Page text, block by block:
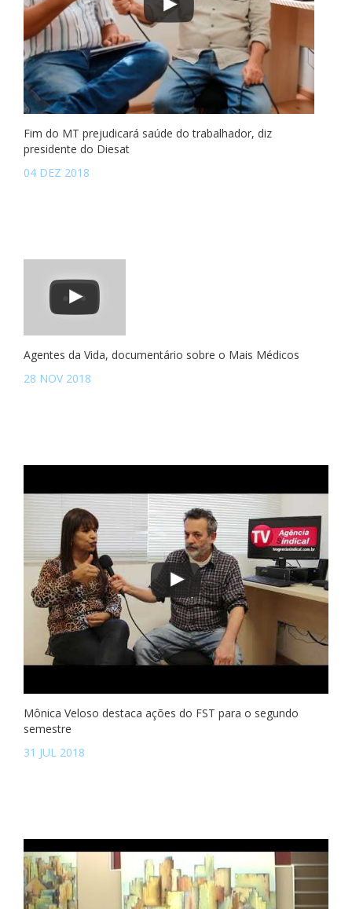
Fim do MT prejudicará saúde do trabalhador, diz
presidente do Diesat
04 DEZ 2018
Agentes da Vida, documentário sobre o Mais Médicos
28 NOV 2018
Mônica Veloso destaca ações do FST para o segundo
semestre
31 JUL 2018